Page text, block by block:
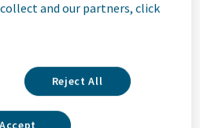
erstklassiges Generikageschäft
ob es um Innovationen in den
und Immunologie oder um die
Medizin geht – wir sind
and our partners, click
Reject All
Accept